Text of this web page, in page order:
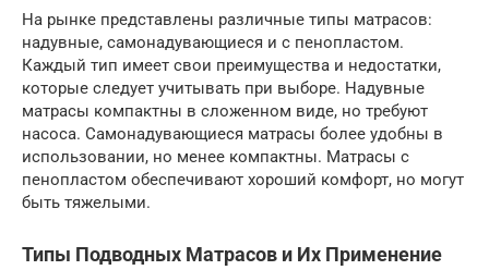
На рынке представлены различные типы матрасов:
надувные, самонадувающиеся и с пенопластом.
Каждый тип имеет свои преимущества и недостатки,
которые следует учитывать при выборе. Надувные
матрасы компактны в сложенном виде, но требуют
насоса. Самонадувающиеся матрасы более удобны в
использовании, но менее компактны. Матрасы с
пенопластом обеспечивают хороший комфорт, но могут
быть тяжелыми.
Типы Подводных Матрасов и Их Применение